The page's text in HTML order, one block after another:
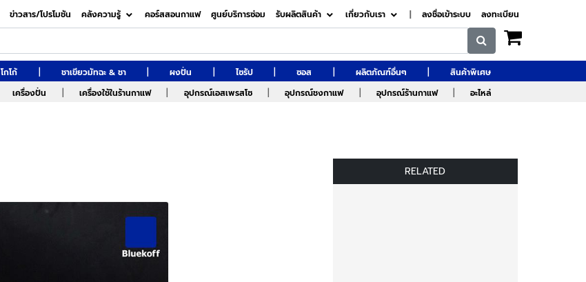
ข่าวสาร/โปรโมชัน คลังความรู้ คอร์สสอนกาแฟ ศูนย์บริการซ่อม รับผลิตสินค้า เกี่ยวกับเรา | ลงชื่อเข้าระบบ ลงทะเบียน
โกโก้ | ชาเขียวมัทฉะ & ชา | ผงปั่น | ไซรัป | ซอส | ผลิตภัณฑ์อื่นๆ |
สินค้าพิเศษ
เครื่องปั่น | เครื่องใช้ในร้านกาแฟ | อุปกรณ์เอสเพรสโซ | อุปกรณ์ชงกาแฟ | อุปกรณ์ร้านกาแฟ | อะไหล่
RELATED